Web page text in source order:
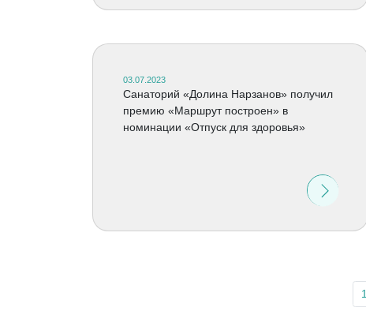
03.07.2023
Санаторий «Долина Нарзанов» получил
премию «Маршрут построен» в
номинации «Отпуск для здоровья»
1